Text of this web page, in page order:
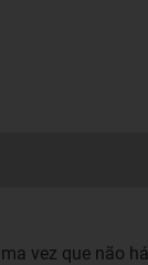
vez que não há